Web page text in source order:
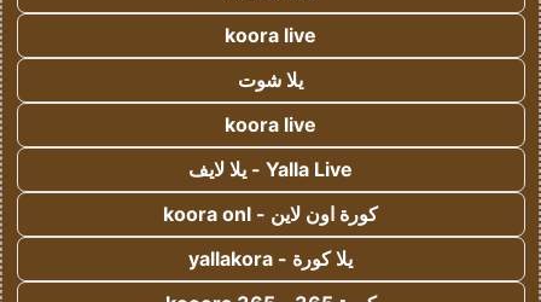
koora live
يلا شوت
koora live
Yalla Live - يلا لايف
كورة اون لاين - koora onl
يلا كورة - yallakora